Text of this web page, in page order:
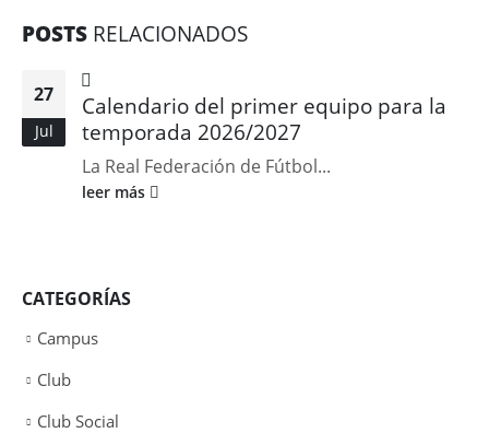
POSTS RELACIONADOS
27
Jul
Calendario del primer equipo para la
temporada 2026/2027
La Real Federación de Fútbol...
leer más
CATEGORÍAS
Campus
Club
Club Social